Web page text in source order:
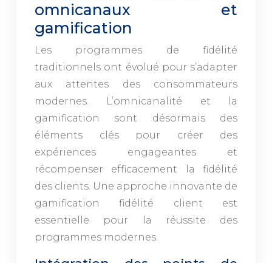
omnicanaux et
gamification
Les programmes de fidélité
traditionnels ont évolué pour s’adapter
aux attentes des consommateurs
modernes. L’omnicanalité et la
gamification sont désormais des
éléments clés pour créer des
expériences engageantes et
récompenser efficacement la fidélité
des clients. Une approche innovante de
gamification fidélité client est
essentielle pour la réussite des
programmes modernes.